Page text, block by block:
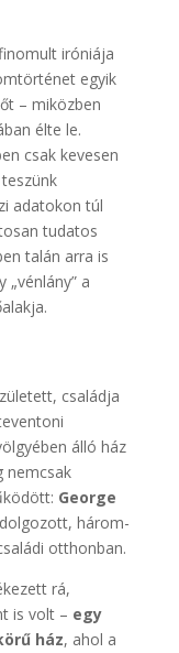
iróniája
egyik
– miközben
élte le.
csak kevesen
adatokon túl
tudatos
talán arra is
a
családja
álló ház
nemcsak
George
három-
otthonban.
rá,
is volt – egy
ház, ahol a